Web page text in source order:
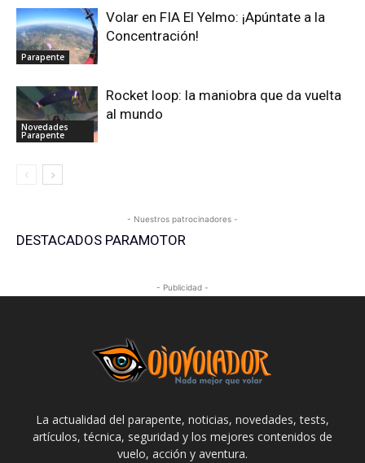
Parapente
Volar en FIA El Yelmo: ¡Apúntate a la
Concentración!
Novedades
Parapente
Rocket loop: la maniobra que da vuelta
al mundo
- Nuestros patrocinadores -
DESTACADOS PARAMOTOR
- Publicidad -
La actualidad del parapente, noticias, novedades, tests,
artículos, técnica, seguridad y los mejores contenidos de
vuelo, acción y aventura.